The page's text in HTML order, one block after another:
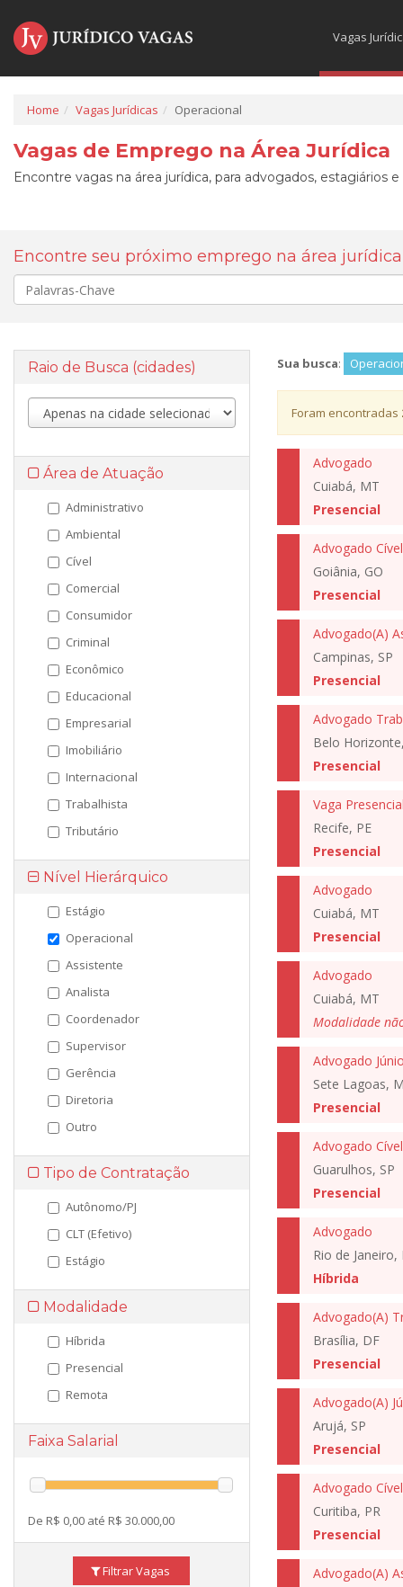
Vagas
Home Vagas Jurídicas Operacional
Vagas de Emprego na Área Jurídica
Encontre vagas na área jurídica, para advogados, estagiários
Encontre seu próximo emprego na área jurídica
Palavra-
chave
Raio de Busca (cidades)
Área de Atuação
Administrativo
Ambiental
Cível
Comercial
Consumidor
Criminal
Econômico
Educacional
Empresarial
Imobiliário
Internacional
Trabalhista
Tributário
Nível Hierárquico
Estágio
Operacional
Assistente
Analista
Coordenador
Supervisor
Gerência
Diretoria
Outro
Tipo de Contratação
Autônomo/PJ
CLT (Efetivo)
Estágio
Modalidade
Híbrida
Presencial
Remota
Faixa Salarial
De R$ 0,00 até R$ 30.000,00
Filtrar Vagas
Sua busca:
Foram encontradas
Advogado
Cuiabá, MT
Presencial
Advogado Cível
Goiânia, GO
Presencial
Advogado(A)
Campinas, SP
Presencial
Advogado
Belo
Presencial
Recife, PE
Presencial
Advogado
Cuiabá, MT
Presencial
Advogado
Cuiabá, MT
Modalidade
Advogado
Sete Lagoas,
Presencial
Advogado
Guarulhos, SP
Presencial
Advogado
Rio de Janeiro,
Híbrida
Advogado(A)
Brasília, DF
Presencial
Arujá, SP
Presencial
Advogado Cível
Curitiba, PR
Presencial